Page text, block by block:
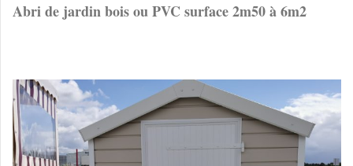
Abri de jardin bois ou PVC surface 2m50 à 6m2